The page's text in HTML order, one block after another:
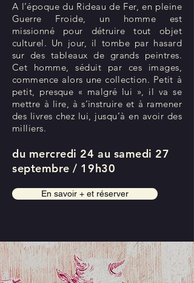
A l’époque du Rideau de Fer, en pleine
Guerre Froide, un homme est
missionné pour détruire tout objet
culturel. Un jour, il tombe par hasard
sur des tableaux de grands peintres.
Cet homme, séduit par ces images,
commence alors une collection. Petit à
petit, presque « malgré lui », il va se
mettre à lire, à s’instruire et à ramener
des livres chez lui, jusqu’à en avoir des
milliers.
du mercredi 24 au samedi 27
septembre / 19h30
En savoir + et réserver